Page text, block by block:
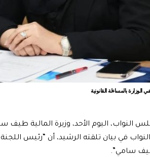
بالمساءلة القانونية
النواب، اليوم الأحد، وزيرة المالية
في بيان تلقته الرشيد، أن “رئيس
طيف سامي”.